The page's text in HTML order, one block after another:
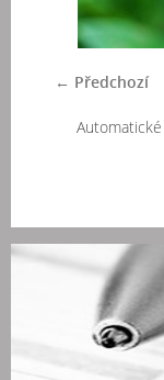
← Předchozí